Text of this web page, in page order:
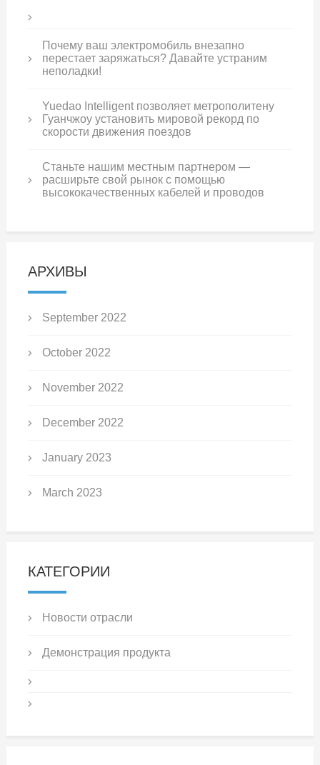
Почему ваш электромобиль внезапно
перестает заряжаться? Давайте устраним
неполадки!
Yuedao Intelligent позволяет метрополитену
Гуанчжоу установить мировой рекорд по
скорости движения поездов
Станьте нашим местным партнером —
расширьте свой рынок с помощью
высококачественных кабелей и проводов
АРХИВЫ
September 2022
October 2022
November 2022
December 2022
January 2023
March 2023
КАТЕГОРИИ
Новости отрасли
Демонстрация продукта